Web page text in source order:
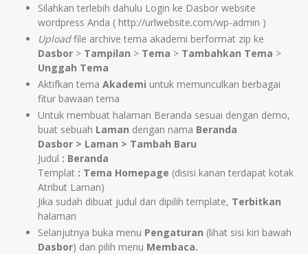
Silahkan terlebih dahulu Login ke Dasbor website
wordpress Anda ( http://urlwebsite.com/wp-admin )
Uploadfile archive tema akademi berformat zip ke
Dasbor > Tampilan > Tema > Tambahkan Tema >
Unggah Tema
Aktifkan tema Akademi untuk memunculkan berbagai
fitur bawaan tema
Untuk membuat halaman Beranda sesuai dengan demo,
buat sebuah Laman dengan nama Beranda
Dasbor > Laman > Tambah Baru
Judul : Beranda
Templat : Tema Homepage (disisi kanan terdapat kotak
Atribut Laman)
Jika sudah dibuat judul dan dipilih template, Terbitkan
halaman
Selanjutnya buka menu Pengaturan (lihat sisi kiri bawah
Dasbor) dan pilih menu Membaca.